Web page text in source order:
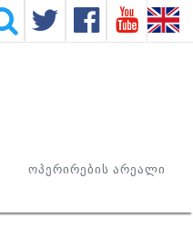
ᲝᲞᲔᲠᲘᲠᲔᲑᲘᲡ ᲐᲠᲔᲐᲚᲘ